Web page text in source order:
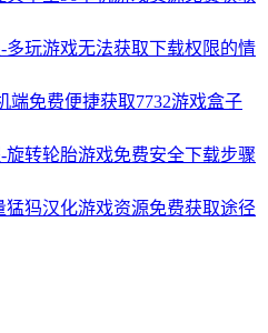
多玩游戏无法获取下载权限的情
端免费便捷获取7732游戏盒子
转轮胎游戏免费安全下载步骤
犸汉化游戏资源免费获取途径